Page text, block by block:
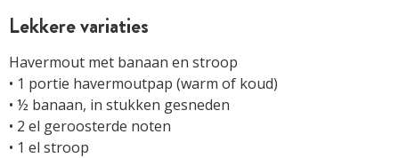
Lekkere variaties
Havermout met banaan en stroop
• 1 portie havermoutpap (warm of koud)
• ½ banaan, in stukken gesneden
• 2 el geroosterde noten
• 1 el stroop